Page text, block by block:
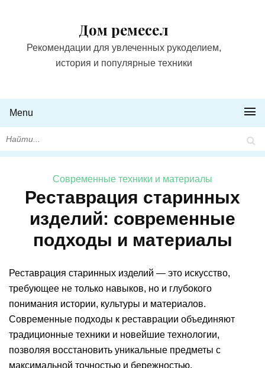
Дом ремесел
Рекомендации для увлеченных рукоделием,
история и популярные техники
Menu
Современные техники и материалы
Реставрация старинных
изделий: современные
подходы и материалы
Реставрация старинных изделий — это искусство,
требующее не только навыков, но и глубокого
понимания истории, культуры и материалов.
Современные подходы к реставрации объединяют
традиционные техники и новейшие технологии,
позволяя восстановить уникальные предметы с
максимальной точностью и бережностью.